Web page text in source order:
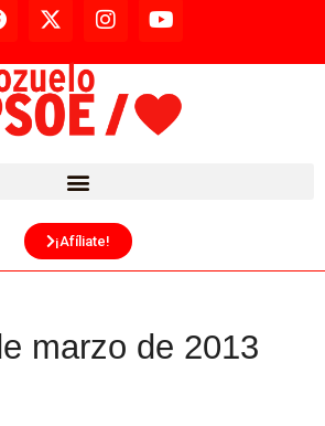
¡Afíliate!
marzo de 2013